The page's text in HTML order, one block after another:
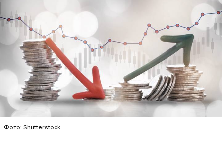
Фото: Shutterstock
День «Счастье случается» был инициирован
Тайным обществом счастливых людей, чтобы
напомнить людям, что счастье на самом деле
кроется в мелочах. Отпраздновать этот день
можно, поделившись с другими людьми
счастливыми моментами из своей жизни.
Уберут отеки и улучшат зрение:
диетолог Соломатина рассказала
о пользе кабачков
Кабачки, тушеные с курицей
Как приготовить домашний
майонез: три простых рецепта
Эндокринолог Куликова
объяснила, в чем заключается
польза сезонных овощей и
фруктов